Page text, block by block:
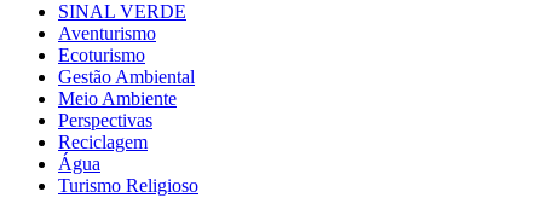
SINAL VERDE
Aventurismo
Ecoturismo
Gestão Ambiental
Meio Ambiente
Perspectivas
Reciclagem
Água
Turismo Religioso